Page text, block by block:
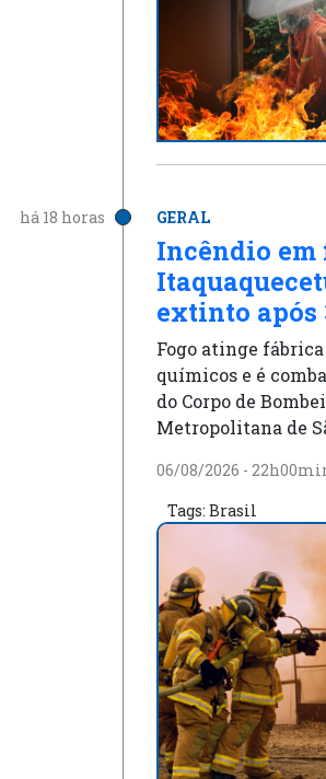
há 18 horas GERAL
Incêndio em
extinto após
Fogo atinge
químicos e é
do Corpo de
Metropolitana de
06/08/2026 -
Tags: Brasil